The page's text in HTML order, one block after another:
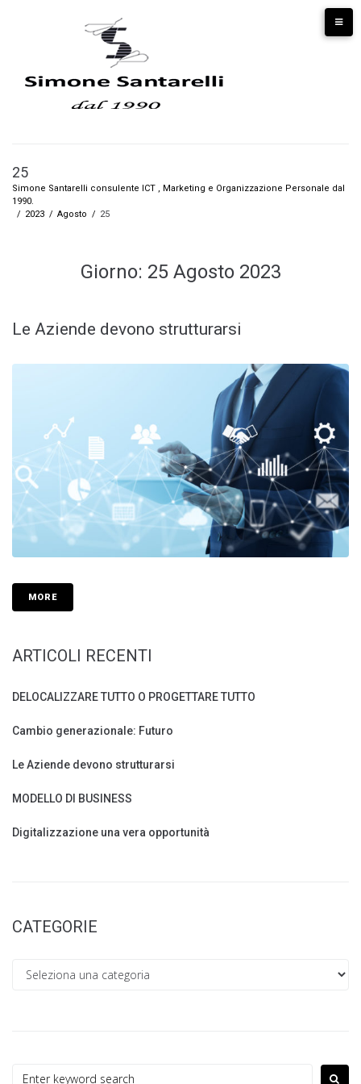
25
Simone Santarelli consulente ICT , Marketing e Organizzazione Personale dal
1990.
/ 2023 / Agosto / 25
Giorno: 25 Agosto 2023
Le Aziende devono strutturarsi
MORE
ARTICOLI RECENTI
DELOCALIZZARE TUTTO O PROGETTARE TUTTO
Cambio generazionale: Futuro
Le Aziende devono strutturarsi
MODELLO DI BUSINESS
Digitalizzazione una vera opportunità
CATEGORIE